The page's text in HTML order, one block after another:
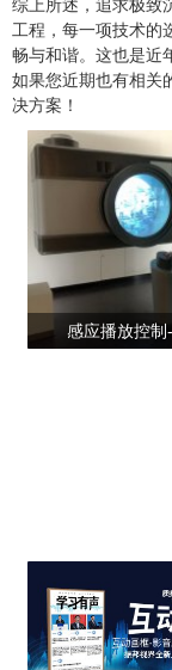
综上所述，追求极致
工程，每一项技术的
畅与和谐。这也是近
如果您近期也有相关
决方案！
感应播放控制